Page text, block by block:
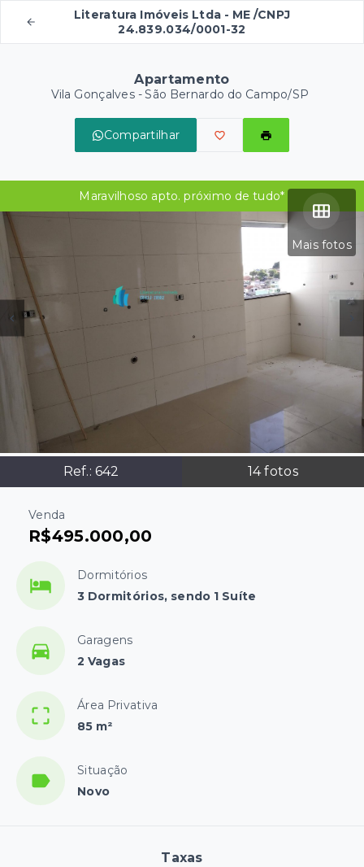
Literatura Imóveis Ltda - ME /CNPJ
24.839.034/0001-32
Apartamento
Vila Gonçalves - São Bernardo do Campo/SP
Compartilhar
Mais fotos
Ref.: 642 14fotos
Maravilhoso apto. próximo de tudo*
Venda
R$495.000,00
Dormitórios
3 Dormitórios, sendo 1 Suíte
Garagens
2 Vagas
Área Privativa
85 m²
Situação
Novo
Taxas